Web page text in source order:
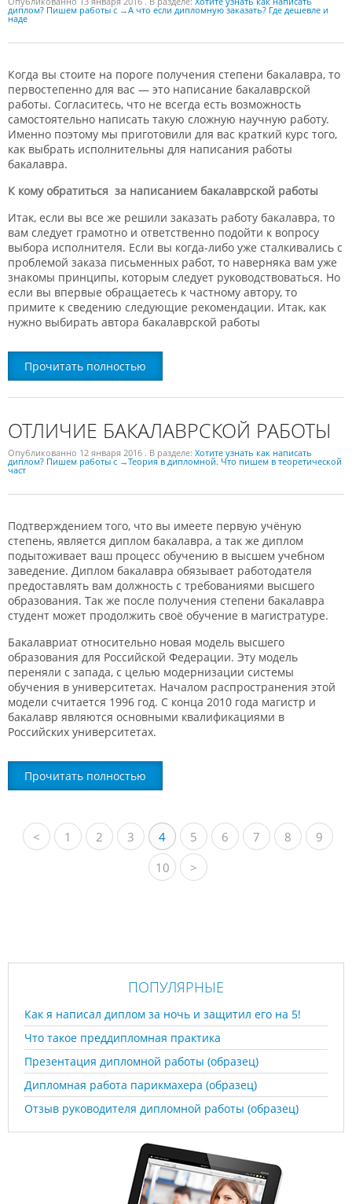
диплом? Пишем работы с →А что если дипломную заказать? Где дешевле и
наде
Когда вы стоите на пороге получения степени бакалавра, то
первостепенно для вас — это написание бакалаврской
работы. Согласитесь, что не всегда есть возможность
самостоятельно написать такую сложную научную работу.
Именно поэтому мы приготовили для вас краткий курс того,
как выбрать исполнительны для написания работы
бакалавра.
К кому обратиться за написанием бакалаврской работы
Итак, если вы все же решили заказать работу бакалавра, то
вам следует грамотно и ответственно подойти к вопросу
выбора исполнителя. Если вы когда-либо уже сталкивались с
проблемой заказа письменных работ, то наверняка вам уже
знакомы принципы, которым следует руководствоваться. Но
если вы впервые обращаетесь к частному автору, то
примите к сведению следующие рекомендации. Итак, как
нужно выбирать автора бакалаврской работы
Прочитать полностью
ОТЛИЧИЕ БАКАЛАВРСКОЙ РАБОТЫ
Опубликованно 12 января 2016 . В разделе: Хотите узнать как написать
диплом? Пишем работы с →Теория в дипломной. Что пишем в теоретической
част
Подтверждением того, что вы имеете первую учёную
степень, является диплом бакалавра, а так же диплом
подытоживает ваш процесс обучению в высшем учебном
заведение. Диплом бакалавра обязывает работодателя
предоставлять вам должность с требованиями высшего
образования. Так же после получения степени бакалавра
студент может продолжить своё обучение в магистратуре.
Бакалавриат относительно новая модель высшего
образования для Российской Федерации. Эту модель
переняли с запада, с целью модернизации системы
обучения в университетах. Началом распространения этой
модели считается 1996 год. С конца 2010 года магистр и
бакалавр являются основными квалификациями в
Российских университетах.
Прочитать полностью
< 1 2 3 4 5 6 7 8
9
10
>
ПОПУЛЯРНЫЕ
Как я написал диплом за ночь и защитил его на 5!
Что такое преддипломная практика
Презентация дипломной работы (образец)
Дипломная работа парикмахера (образец)
Отзыв руководителя дипломной работы (образец)